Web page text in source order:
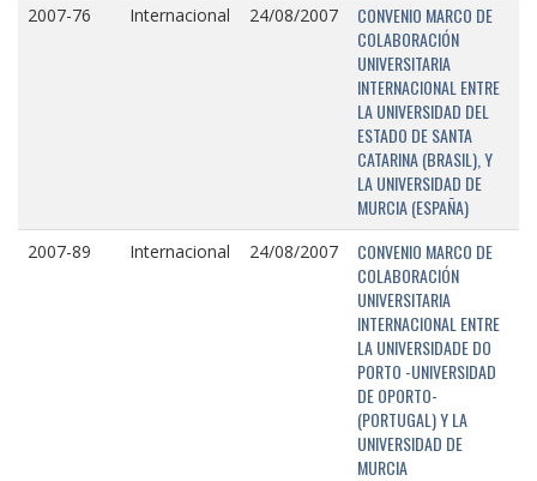
2007-76 Internacional 24/08/2007
CONVENIO MARCO DE
COLABORACIÓN
UNIVERSITARIA
INTERNACIONAL ENTRE
LA UNIVERSIDAD DEL
ESTADO DE SANTA
CATARINA (BRASIL), Y
LA UNIVERSIDAD DE
MURCIA (ESPAÑA)
2007-89 Internacional 24/08/2007
CONVENIO MARCO DE
COLABORACIÓN
UNIVERSITARIA
INTERNACIONAL ENTRE
LA UNIVERSIDADE DO
PORTO -UNIVERSIDAD
DE OPORTO-
(PORTUGAL) Y LA
UNIVERSIDAD DE
MURCIA